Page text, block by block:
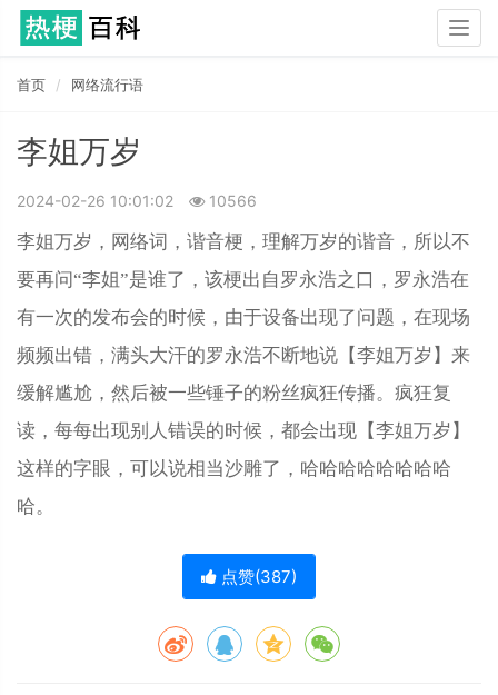
首页 网络流行语
李姐万岁
2024-02-26 10:01:02 10566
李姐万岁，网络词，谐音梗，理解万岁的谐音，所以不
要再问“李姐”是谁了，该梗出自罗永浩之口，罗永浩在
有一次的发布会的时候，由于设备出现了问题，在现场
频频出错，满头大汗的罗永浩不断地说【李姐万岁】来
缓解尴尬，然后被一些锤子的粉丝疯狂传播。疯狂复
读，每每出现别人错误的时候，都会出现【李姐万岁】
这样的字眼，可以说相当沙雕了，哈哈哈哈哈哈哈哈
哈。
点赞(387)